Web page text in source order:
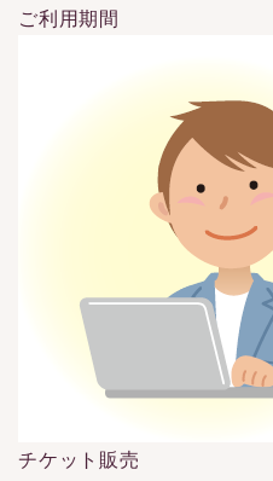
ご利用期間
チケット販売